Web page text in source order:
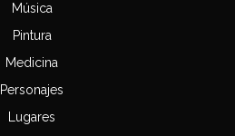
Música
Pintura
Medicina
Personajes
Lugares